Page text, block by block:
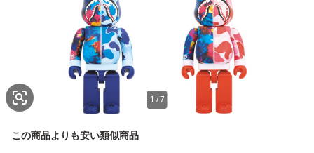
1 /7
この商品よりも安い類似商品